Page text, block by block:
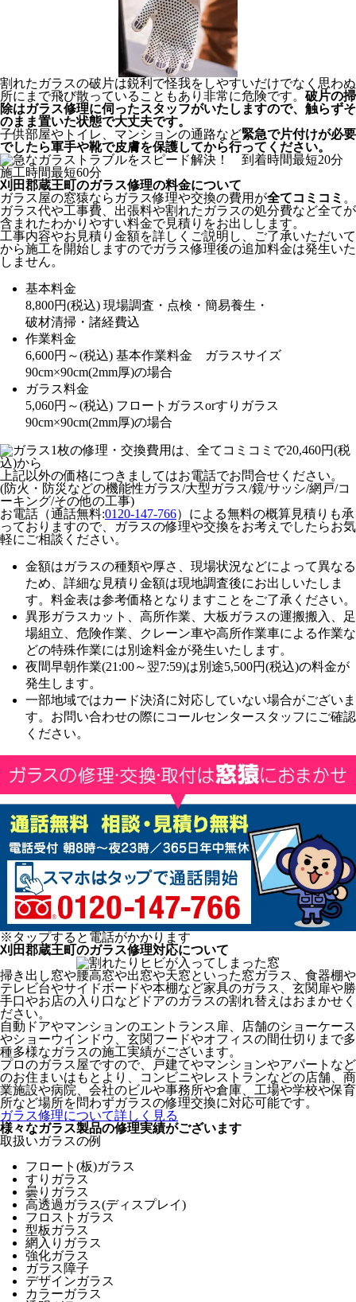
割れたガラスの破片は鋭利で怪我をしやすいだけでなく思わぬ
所にまで飛び散っていることもあり非常に危険です。 破片の掃
除はガラス修理に伺ったスタッフがいたしますので、触らずそ
のまま置いた状態で大丈夫です。
子供部屋やトイレ、マンションの通路など緊急で片付けが必要
でしたら軍手や靴で皮膚を保護してから行ってください。
刈田郡蔵王町のガラス修理の料金について
ガラス屋の窓猿ならガラス修理や交換の費用が全てコミコミ 。
ガラス代や工事費、出張料や割れたガラスの処分費など全てが
含まれたわかりやすい料金で見積りをお出しします。
工事内容やお見積り金額を詳しくご説明し、ご了承いただいて
から施工を開始しますのでガラス修理後の追加料金は発生いた
しません。
基本料金
8,800円(税込) 現場調査・点検・簡易養生・
破材清掃・諸経費込
作業料金
6,600円～(税込) 基本作業料金 ガラスサイズ
90cm×90cm(2mm厚)の場合
ガラス料金
5,060円～(税込) フロートガラスorすりガラス
90cm×90cm(2mm厚)の場合
上記以外の価格につきましてはお電話でお問合せください。
(防火・防災などの機能性ガラス/大型ガラス/鏡/サッシ/網戸/コ
ーキング/その他の工事)
お電話（通話無料:0120-147-766）による無料の概算見積りも承
っておりますので、ガラスの修理や交換をお考えでしたらお気
軽にご相談ください。
金額はガラスの種類や厚さ、現場状況などによって異なる
ため、 詳細な見積り金額は現地調査後にお出しいたしま
す。 料金表は参考価格となりますことをご了承ください。
異形ガラスカット、高所作業、大板ガラスの運搬搬入、足
場組立、危険作業、クレーン車や高所作業車による作業な
どの特殊作業には別途料金が発生いたします。
夜間早朝作業(21:00～翌7:59)は別途5,500円(税込)の料金が
発生します。
一部地域ではカード決済に対応していない場合がございま
す。お問い合わせの際にコールセンタースタッフにご確認
ください。
※タップすると電話がかかります
刈田郡蔵王町のガラス修理対応について
掃き出し窓や腰高窓や出窓や天窓といった窓ガラス、食器棚や
テレビ台やサイドボードや本棚など家具のガラス、玄関扉や勝
手口やお店の入り口などドアのガラスの割れ替えはおまかせく
ださい。
自動ドアやマンションのエントランス扉、店舗のショーケース
やショーウインドウ、玄関フードやオフィスの間仕切りまで多
種多様なガラスの施工実績がございます。
プロのガラス屋ですので、戸建てやマンションやアパートなど
のお住まいはもとより、コンビニやレストランなどの店舗、商
業施設や病院、会社のビルや事務所や倉庫、工場や学校や保育
所など場所を問わずガラスの修理交換に対応可能です。
ガラス修理について詳しく見る
様々なガラス製品の修理実績がございます
取扱いガラスの例
フロート(板)ガラス
すりガラス
曇りガラス
高透過ガラス(ディスプレイ)
フロストガラス
型板ガラス
網入りガラス
強化ガラス
ガラス障子
デザインガラス
カラーガラス